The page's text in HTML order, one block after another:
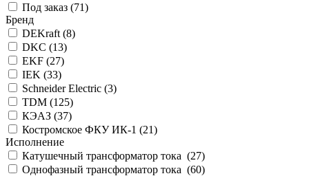
Под заказ (71)
Бренд
DEKraft (8)
DKC (13)
EKF (27)
IEK (33)
Schneider Electric (3)
TDM (125)
КЭАЗ (37)
Костромское ФКУ ИК-1 (21)
Исполнение
Катушечный трансформатор тока (27)
Однофазный трансформатор тока (60)